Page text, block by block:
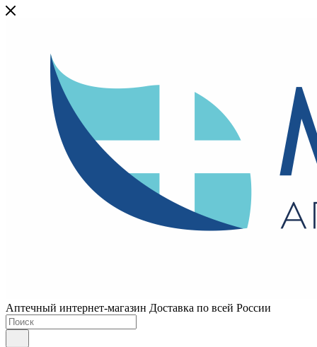
Аптечный интернет-магазин Доставка по всей России